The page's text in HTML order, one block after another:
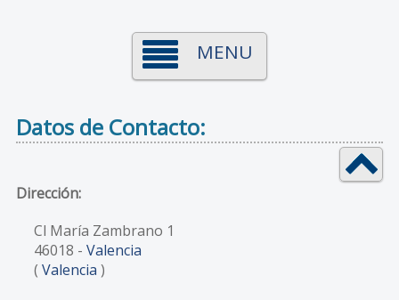
MENU
Datos de Contacto:
Dirección:
Cl María Zambrano 1
46018 - Valencia
( Valencia )